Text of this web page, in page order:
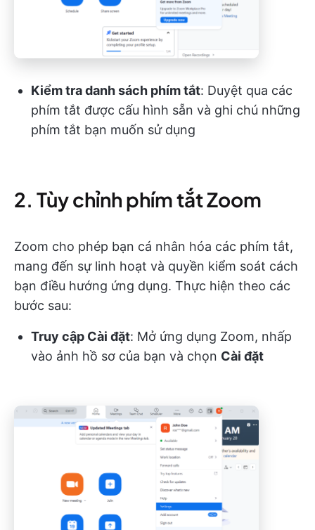
Kiểm tra danh sách phím tắt: Duyệt qua các
phím tắt được cấu hình sẵn và ghi chú những
phím tắt bạn muốn sử dụng
2. Tùy chỉnh phím tắt Zoom
Zoom cho phép bạn cá nhân hóa các phím tắt,
mang đến sự linh hoạt và quyền kiểm soát cách
bạn điều hướng ứng dụng. Thực hiện theo các
bước sau:
Truy cập Cài đặt: Mở ứng dụng Zoom, nhấp
vào ảnh hồ sơ của bạn và chọn Cài đặt